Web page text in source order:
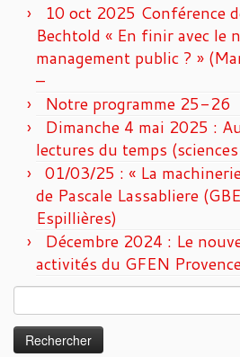
10 oct 2025 Conférence
Bechtold « En finir avec le
management public ? »
–
Notre programme 25-26
Dimanche 4 mai 2025 :
lectures du temps
01/03/25 : « La
de Pascale Lassabliere
Espillières)
Décembre 2024 : Le
activités du GFEN